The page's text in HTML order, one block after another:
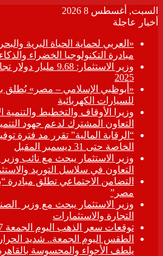
السبت, أغسطس 8 2026
أخبار عاجلة
«العربي لحماية الحياة البرية
مبادرة التكنولوجيا الخضراء والذكاء
وزير الاستثمار: 9.68
2025
«أبوظبي الإسلامي – مصر»
للسيارات الكهربائية
وزيرا الأوقاف والتخطيط والتنمية
التعاون المشترك لدعم جهود
“الرقابة المالية” تقرر مد فترة
الخاصة حتى 31 ديسمبر المقبل
وزير الاستثمار يبحث مع نائب وزير
التعاون في سلاسل التوريد
التضامن الاجتماعي تطلق مبادرة
مصر”
وزير الاستثمار يبحث مع وزير
التجارة والاستثمارات
توقعات سعر الذهب اليوم الجمعة 7 أغسطس 2026
الطقس اليوم الجمعة.. شديد
يلطف الأجواء والمحسوسة بالقاهرة